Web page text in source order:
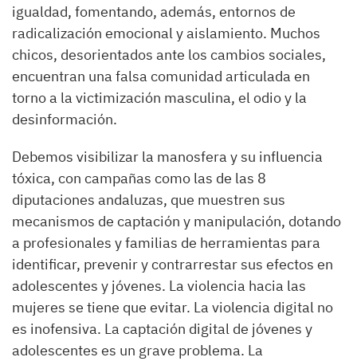
igualdad, fomentando, además, entornos de
radicalización emocional y aislamiento. Muchos
chicos, desorientados ante los cambios sociales,
encuentran una falsa comunidad articulada en
torno a la victimización masculina, el odio y la
desinformación.
Debemos visibilizar la manosfera y su influencia
tóxica, con campañas como las de las 8
diputaciones andaluzas, que muestren sus
mecanismos de captación y manipulación, dotando
a profesionales y familias de herramientas para
identificar, prevenir y contrarrestar sus efectos en
adolescentes y jóvenes. La violencia hacia las
mujeres se tiene que evitar. La violencia digital no
es inofensiva. La captación digital de jóvenes y
adolescentes es un grave problema. La